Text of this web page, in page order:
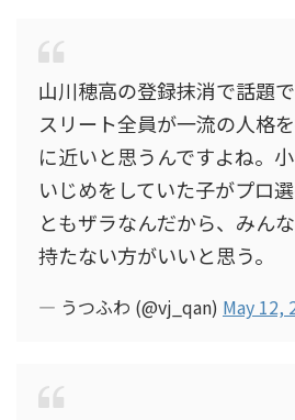
山川穂高の登録抹消で話題
スリート全員が一流の人格
に近いと思うんですよね。
いじめをしていた子がプロ
ともザラなんだから、みん
持たない方がいいと思う。
— うつふわ (@vj_qan) May 12,